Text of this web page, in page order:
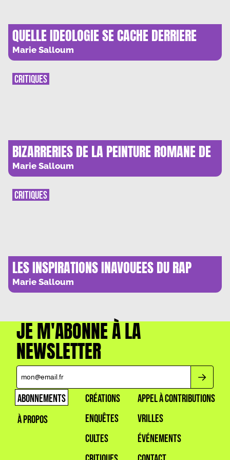
QUELLE IDEOLOGIE SE CACHE DERRIERE
DUNE 2 ?
Marie Salloum
BIZARRERIES DE LA PEINTURE ROMANE DE
BARCELONE
Marie Salloum
CRITIQUES
LES INSPIRATIONS INAVOUEES DU RAP
FRANCAIS
Marie Salloum
CRITIQUES
JE M'ABONNE À LA
NEWSLETTER
ABONNEMENTS
À PROPOS
CRÉATIONS
ENQUÊTES
CULTES
APPEL À CONTRIBUTIONS
VRILLES
ÉVÉNEMENTS